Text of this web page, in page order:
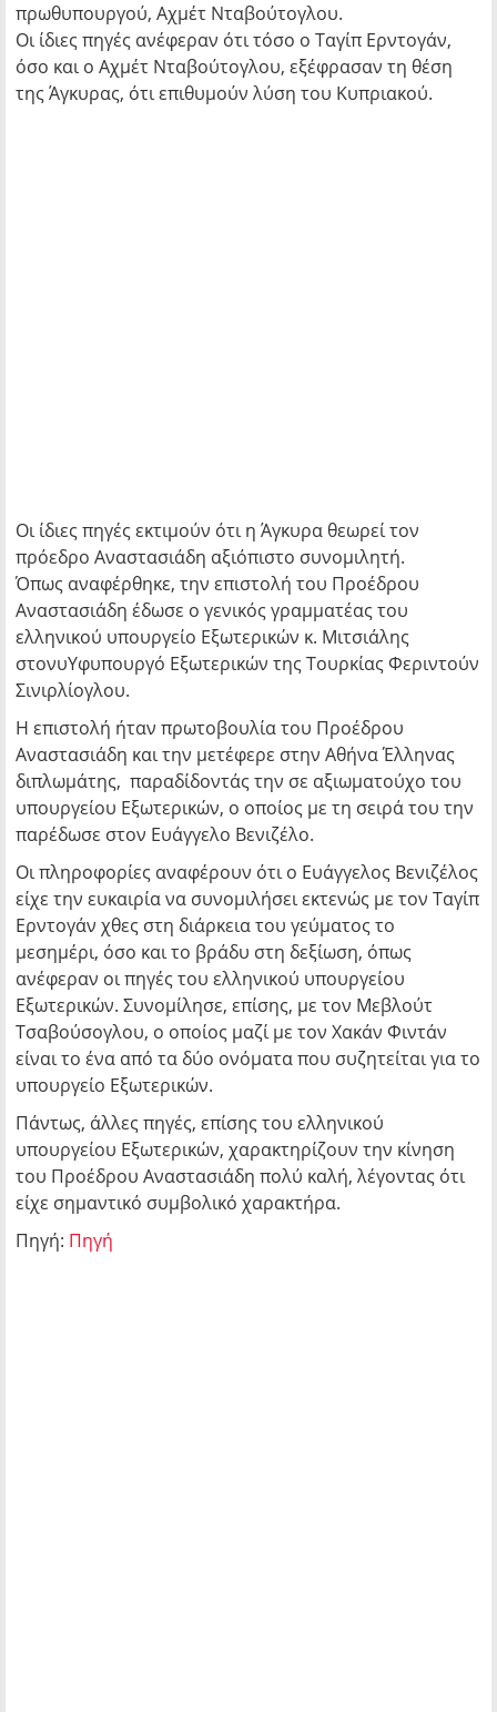
πρωθυπουργού, Αχμέτ Νταβούτογλου.
Οι ίδιες πηγές ανέφεραν ότι τόσο ο Ταγίπ Ερντογάν,
όσο και ο Αχμέτ Νταβούτογλου, εξέφρασαν τη θέση
της Άγκυρας, ότι επιθυμούν λύση του Κυπριακού.
Οι ίδιες πηγές εκτιμούν ότι η Άγκυρα θεωρεί τον
πρόεδρο Αναστασιάδη αξιόπιστο συνομιλητή.
Όπως αναφέρθηκε, την επιστολή του Προέδρου
Αναστασιάδη έδωσε ο γενικός γραμματέας του
ελληνικού υπουργείο Εξωτερικών κ. Μιτσιάλης
στονυΥφυπουργό Εξωτερικών της Τουρκίας Φεριντούν
Σινιρλίογλου.
Η επιστολή ήταν πρωτοβουλία του Προέδρου
Αναστασιάδη και την μετέφερε στην Αθήνα Έλληνας
διπλωμάτης, παραδίδοντάς την σε αξιωματούχο του
υπουργείου Εξωτερικών, ο οποίος με τη σειρά του την
παρέδωσε στον Ευάγγελο Βενιζέλο.
Οι πληροφορίες αναφέρουν ότι ο Ευάγγελος Βενιζέλος
είχε την ευκαιρία να συνομιλήσει εκτενώς με τον Ταγίπ
Ερντογάν χθες στη διάρκεια του γεύματος το
μεσημέρι, όσο και το βράδυ στη δεξίωση, όπως
ανέφεραν οι πηγές του ελληνικού υπουργείου
Εξωτερικών. Συνομίλησε, επίσης, με τον Μεβλούτ
Τσαβούσογλου, ο οποίος μαζί με τον Χακάν Φιντάν
είναι το ένα από τα δύο ονόματα που συζητείται για το
υπουργείο Εξωτερικών.
Πάντως, άλλες πηγές, επίσης του ελληνικού
υπουργείου Εξωτερικών, χαρακτηρίζουν την κίνηση
του Προέδρου Αναστασιάδη πολύ καλή, λέγοντας ότι
είχε σημαντικό συμβολικό χαρακτήρα.
Πηγή: Πηγή